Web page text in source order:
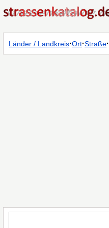
Länder / Landkreis·Ort·Straße·